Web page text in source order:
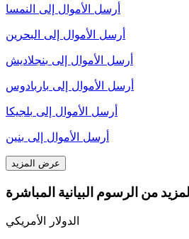
أرسل الأموال إلى النمسا
أرسل الأموال إلى البحرين
أرسل الأموال إلى بنجلاديش
أرسل الأموال إلى باربادوس
أرسل الأموال إلى بلجيكا
أرسل الأموال إلى بنين
عرض المزيد
الدولار الأمريكي